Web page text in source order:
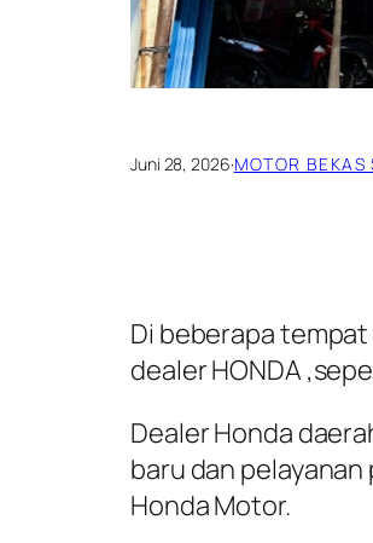
Juni 28, 2026·MOTOR BEKAS
Di beberapa
dealer HONDA
Dealer Honda
baru dan
Honda Motor.